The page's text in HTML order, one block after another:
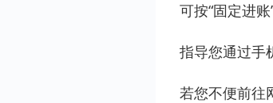
可按“固定进
指导您通过手
若您不便前往